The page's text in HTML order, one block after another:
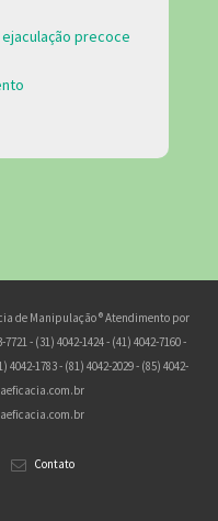
precoce
de Manipulação ® Atendimento por
- (31) 4042-1424 - (41) 4042-7160 -
4042-1783 - (81) 4042-2029 - (85) 4042-
Contato